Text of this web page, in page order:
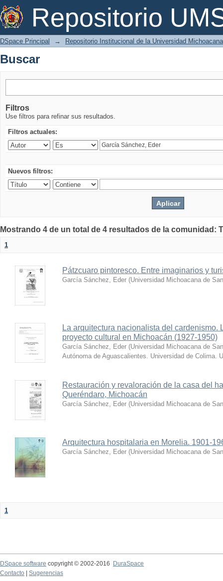
Repositorio
Buscar
DSpace Principal → Repositorio Institucional de la Universidad
Buscar
Filtros
Use filtros para refinar sus resultados.
Filtros actuales:
Nuevos filtros:
Mostrando 4 de un total de 4 resultados de la comunidad:
1
Pátzcuaro pintoresco. Entre imaginarios y
García Sánchez, Eder (Universidad Michoacana de
La arquitectura nacionalista del cardenismo.
proyecto cultural en Michoacán (1927-1950)
García Sánchez, Eder (Universidad Michoacana de
Autónoma de Aguascalientes. Universidad de Colima.
Restauración y revaloración de la casa del
Queréndaro, Michoacán
García Sánchez, Eder (Universidad Michoacana de
Arquitectura hospitalaria en Morelia. 1901-
García Sánchez, Eder (Universidad Michoacana de
1
DSpace software copyright © 2002-2016
DuraSpace
Contacto
Sugerencias